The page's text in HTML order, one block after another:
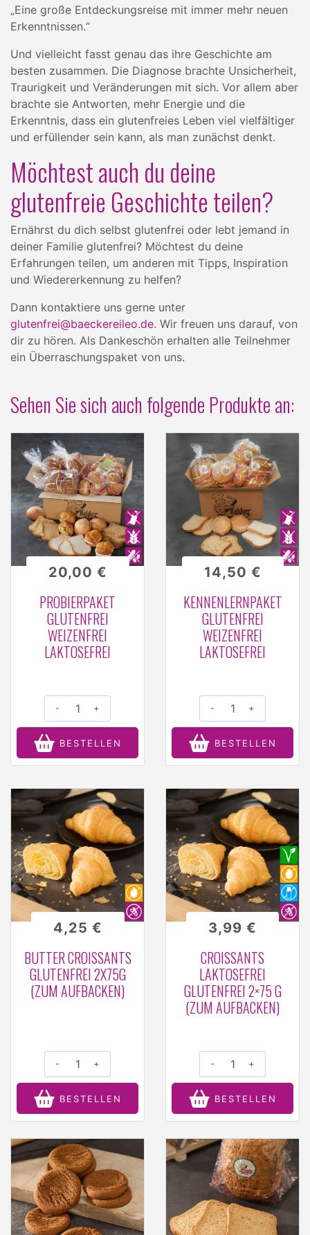
„Eine große Entdeckungsreise mit immer mehr neuen
Erkenntnissen.“
Und vielleicht fasst genau das ihre Geschichte am
besten zusammen. Die Diagnose brachte Unsicherheit,
Traurigkeit und Veränderungen mit sich. Vor allem aber
brachte sie Antworten, mehr Energie und die
Erkenntnis, dass ein glutenfreies Leben viel vielfältiger
und erfüllender sein kann, als man zunächst denkt.
Möchtest auch du deine
glutenfreie Geschichte teilen?
Ernährst du dich selbst glutenfrei oder lebt jemand in
deiner Familie glutenfrei? Möchtest du deine
Erfahrungen teilen, um anderen mit Tipps, Inspiration
und Wiedererkennung zu helfen?
Dann kontaktiere uns gerne unter
glutenfrei@baeckereileo.de. Wir freuen uns darauf, von
dir zu hören. Als Dankeschön erhalten alle Teilnehmer
ein Überraschungspaket von uns.
Sehen Sie sich auch folgende Produkte an:
PROBIERPAKET
GLUTENFREI
WEIZENFREI
LAKTOSEFREI
20,00 €
- +
BESTELLEN
KENNENLERNPAKET
GLUTENFREI
WEIZENFREI
LAKTOSEFREI
14,50 €
- +
BESTELLEN
BUTTER CROISSANTS
GLUTENFREI 2X75G
(ZUM AUFBACKEN)
4,25 €
- +
BESTELLEN
CROISSANTS
LAKTOSEFREI
GLUTENFREI 2×75 G
(ZUM AUFBACKEN)
3,99 €
- +
BESTELLEN